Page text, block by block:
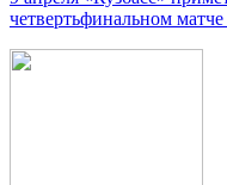
четвертьфинальном